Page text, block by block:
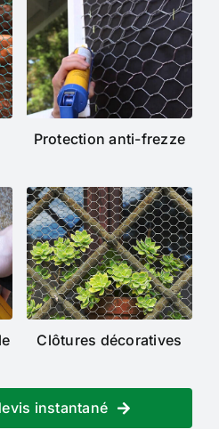
Protection anti-frezze
Clôtures décoratives
instantané